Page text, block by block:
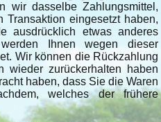
wir dasselbe Zahlungsmittel,
eingesetzt haben,
ausdrücklich etwas anderes
Ihnen wegen dieser
Wir können die Rückzahlung
wieder zurückerhalten haben
haben, dass Sie die Waren
welches der frühere